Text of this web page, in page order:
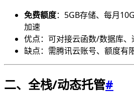
免费额度：5GB存储、每月
加速
优点：可对接云函数/数据库
缺点：需腾讯云账号、额度有
二、全栈/动态托管#